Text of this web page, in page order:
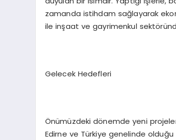
zamanda istihdam sağlayarak
ile inşaat ve gayrimenkul
Gelecek Hedefleri
Önümüzdeki dönemde yeni
Edirne ve Türkiye genelinde